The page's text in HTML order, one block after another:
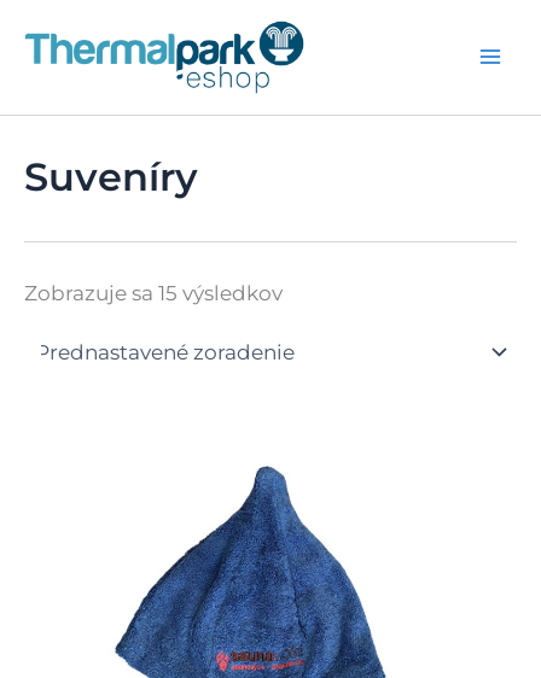
Suveníry
Zobrazuje sa 15 výsledkov